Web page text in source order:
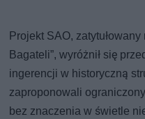
Projekt SAO,
Bagateli”, wyróżnił się
ingerencji w historyczną
zaproponowali
bez znaczenia w świetle